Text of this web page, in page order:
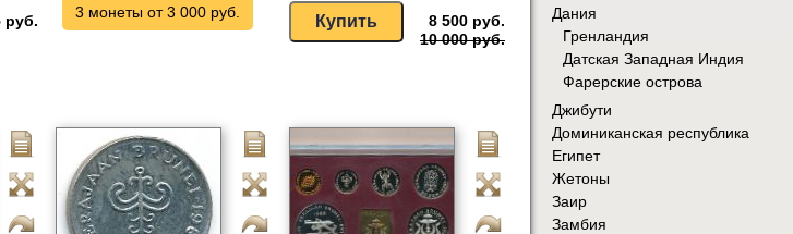
руб. 3 монеты от 3 000 руб.
8 500 руб.
10 000 руб.
Дания
Гренландия
Датская Западная Индия
Фарерские острова
Джибути
Доминиканская республика
Египет
Жетоны
Заир
Замбия